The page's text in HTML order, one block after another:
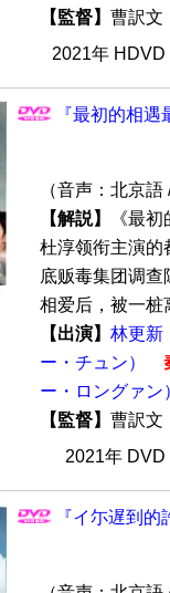
【監督】 曹訳
2021年
『最初的相
（音声：北京
【解説】
《最
杜淳领衔主演的
底贩毒集团调查
相爱后，被一桩
【出演】 林更新
ー・チュン）
ー・ロングァン
【監督】 曹訳
2021年
『イ尓遅到